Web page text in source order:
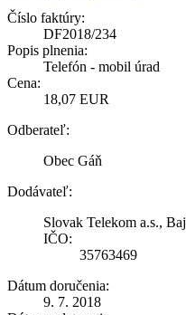
Číslo faktúry:
DF2018/234
Popis plnenia:
Telefón - mobil úrad
Cena:
18,07 EUR
Odberateľ:
Obec Gáň
Dodávateľ:
Slovak Telekom a.s.,
IČO:
35763469
Dátum doručenia:
9. 7. 2018